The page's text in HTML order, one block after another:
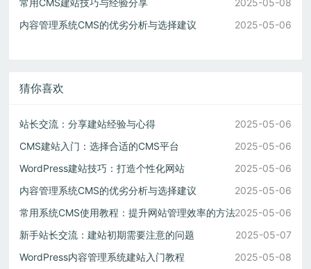
常用CMS建站技巧与经验分享
2025-05-08
内容管理系统CMS的优劣分析与选择建议
2025-05-06
猜你喜欢
站长交流：分享建站经验与心得
2025-05-06
CMS建站入门：选择合适的CMS平台
2025-05-06
WordPress建站技巧：打造个性化网站
2025-05-06
内容管理系统CMS的优劣分析与选择建议
2025-05-06
常用系统CMS使用教程：提升网站管理效率的方法2025-05-06
新手站长交流：建站初期需要注意的问题
2025-05-07
WordPress内容管理系统建站入门教程
2025-05-08